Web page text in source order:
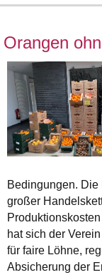
Orangen
Bedingungen.
großer
hat sich der Verein
für faire Löhne,
Absicherung der